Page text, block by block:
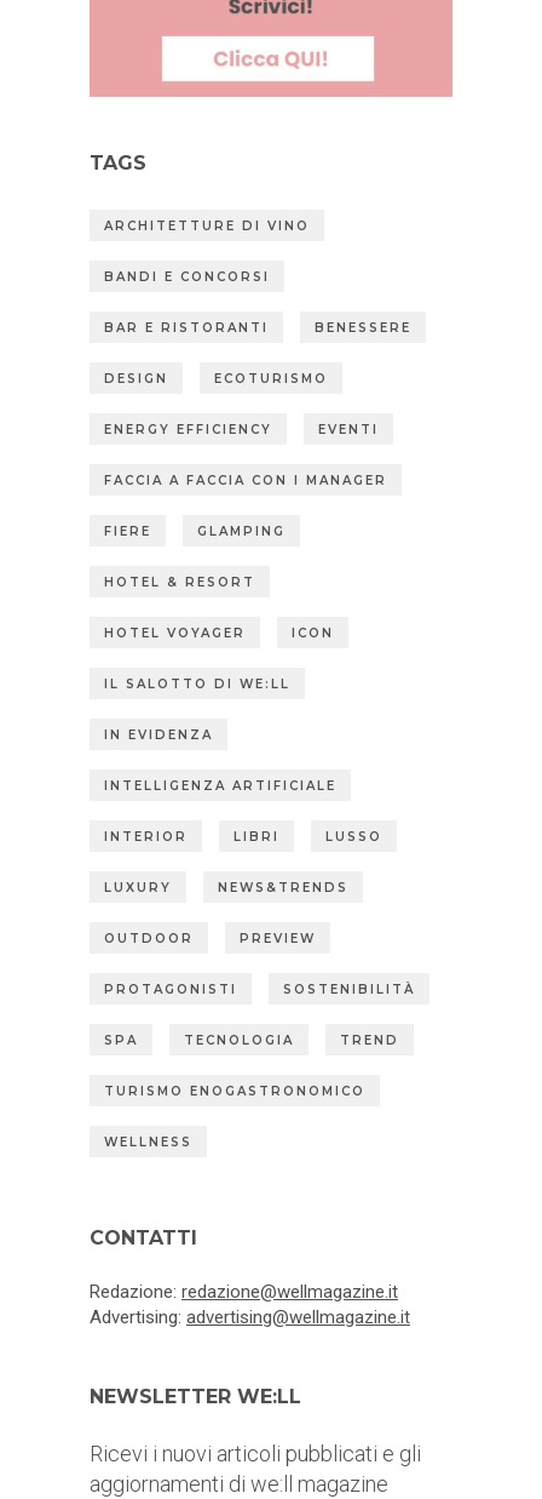
TAGS
ARCHITETTURE DI VINO
BANDI E CONCORSI
BAR E RISTORANTI BENESSERE
DESIGN ECOTURISMO
ENERGY EFFICIENCY EVENTI
FACCIA A FACCIA CON I MANAGER
FIERE GLAMPING
HOTEL & RESORT
HOTEL VOYAGER ICON
IL SALOTTO DI WE:LL
IN EVIDENZA
INTELLIGENZA ARTIFICIALE
INTERIOR LIBRI LUSSO
LUXURY NEWS&TRENDS
OUTDOOR PREVIEW
PROTAGONISTI SOSTENIBILITÀ
SPA TECNOLOGIA TREND
TURISMO ENOGASTRONOMICO
WELLNESS
CONTATTI
Redazione: redazione@wellmagazine.it
Advertising: advertising@wellmagazine.it
NEWSLETTER WE:LL
Ricevi i nuovi articoli pubblicati e gli
aggiornamenti di we:ll magazine